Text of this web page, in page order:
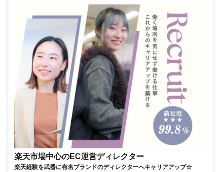
楽天市場中心のEC運営ディレクター
楽天経験を武器に有名ブランドのディレクターへキャリアアップ☆